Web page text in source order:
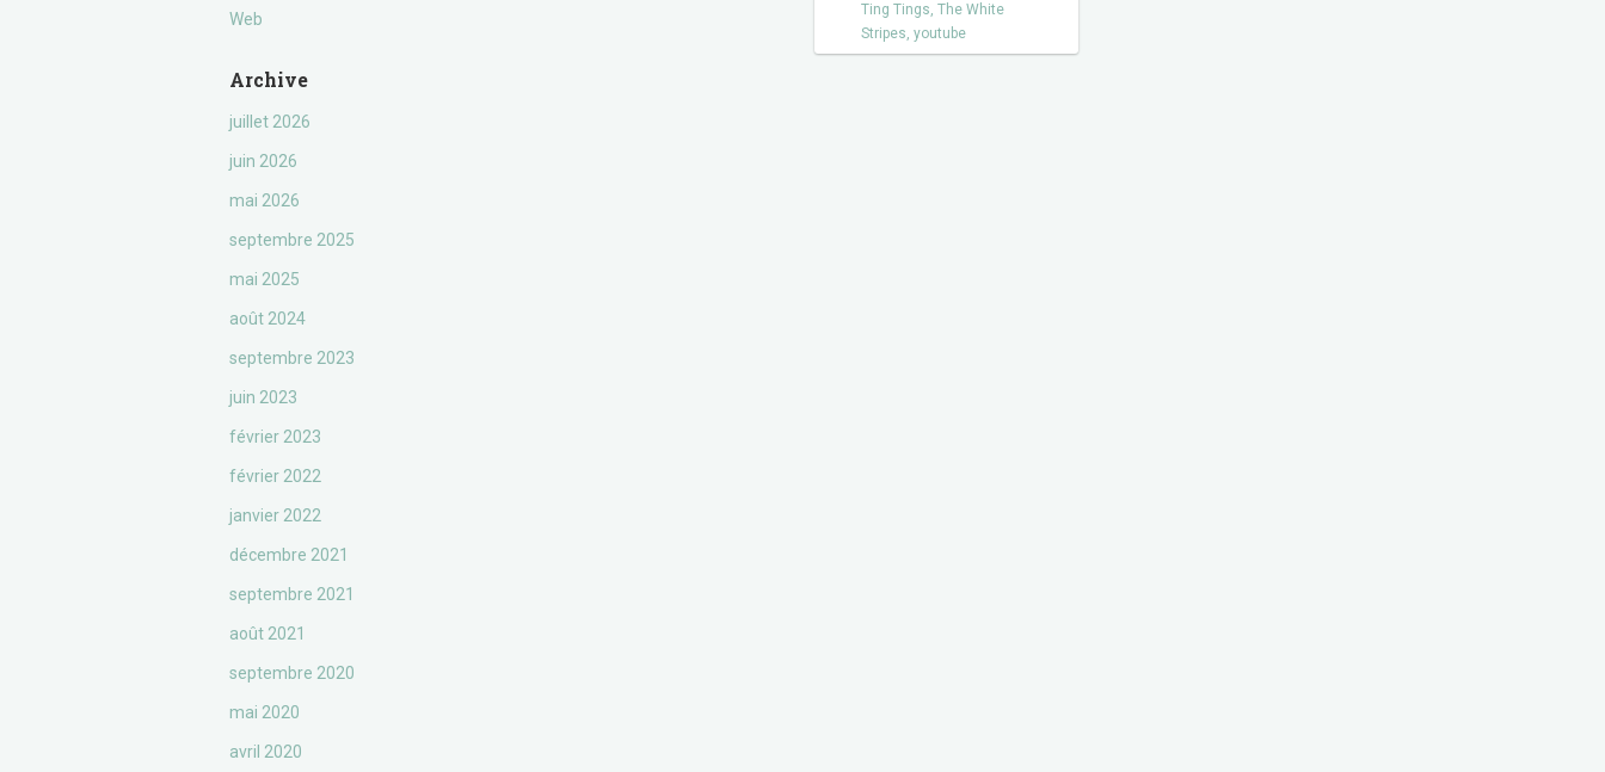
Web
Archive
juillet 2026
juin 2026
mai 2026
septembre 2025
mai 2025
août 2024
septembre 2023
juin 2023
février 2023
février 2022
janvier 2022
décembre 2021
septembre 2021
août 2021
septembre 2020
mai 2020
avril 2020
Ting Tings, The White
Stripes, youtube